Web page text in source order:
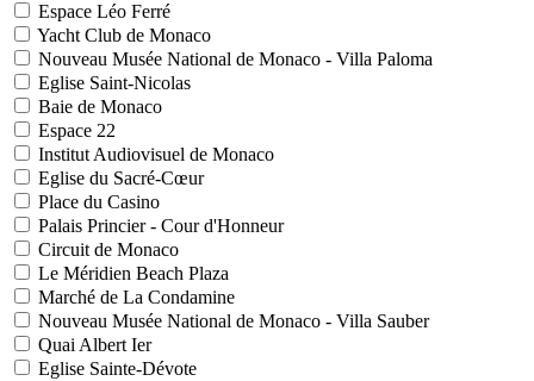
Espace Léo Ferré
Yacht Club de Monaco
Nouveau Musée National de Monaco - Villa Paloma
Eglise Saint-Nicolas
Baie de Monaco
Espace 22
Institut Audiovisuel de Monaco
Eglise du Sacré-Cœur
Place du Casino
Palais Princier - Cour d'Honneur
Circuit de Monaco
Le Méridien Beach Plaza
Marché de La Condamine
Nouveau Musée National de Monaco - Villa Sauber
Quai Albert Ier
Eglise Sainte-Dévote